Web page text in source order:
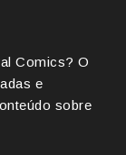
Comics? O
e
sobre